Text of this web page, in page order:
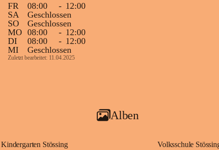
FR
08:00 - 12:00
SA
Geschlossen
SO
Geschlossen
MO 08:00 - 12:00
DI
08:00 - 12:00
MI
Geschlossen
Zuletzt bearbeitet: 11.04.2025
Alben
Kindergarten Stössing Volksschule